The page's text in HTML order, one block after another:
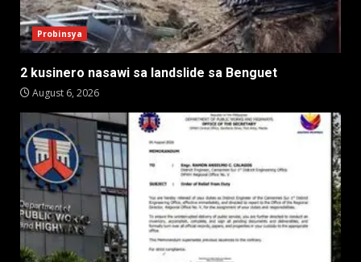
Probinsya
2 kusinero nasawi sa landslide sa Benguet
August 6, 2026